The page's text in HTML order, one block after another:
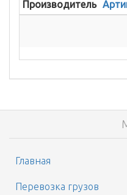
Производитель
Главная
Перевозка грузов